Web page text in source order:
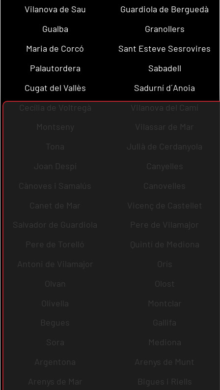
Vilanova de Sau
Guardiola de Berguedà
Gualba
Granollers
Maria de Corcó
Sant Esteve Sesrovires
Palautordera
Sabadell
Cugat del Vallès
Sadurní d´Anoia
Cecília de Voltregà
Vilanova del Camí
Montseny
Vilassar de Mar
Tona
Julià de Cerdanyola
Joan Despí
Canyelles
Cànoves i Samalús
Canovelles
Canet de Mar
Vicenç de Castellet
Salvador de Guardiola
Pere de Vilamajor
Pere de Torelló
Quintí de Mediona
Antoni de Vilamajor
Orís
Olvan
Olost
Olivella
Montclar
Begues
Gallifa
Sora
Mediona
Argentona
Arenys de Munt
Arenys de Mar
Bigues i Riells